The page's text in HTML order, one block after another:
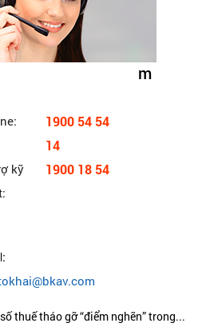
1900 54 54
14
kỹ
1900 18 54
m
thuế tháo gỡ “điểm nghẽn” trong...